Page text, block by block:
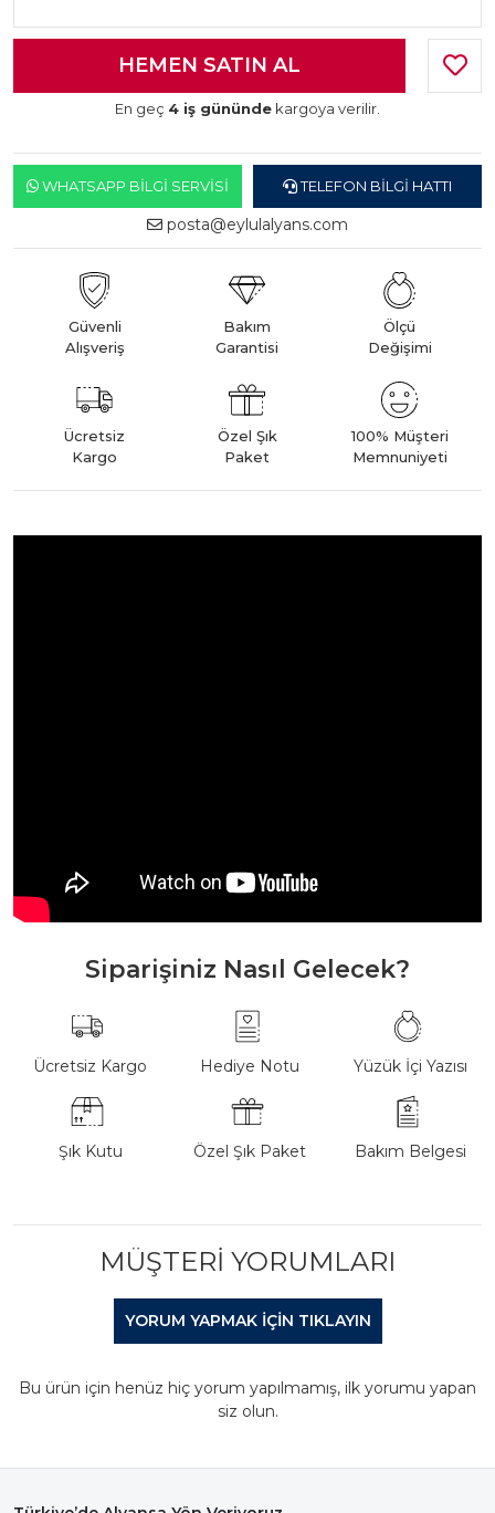
En geç 4 iş gününde kargoya verilir.
WHATSAPP BILGI SERVISI TELEFON BILGI HATTI
posta@eylulalyans.com
Güvenli
Alışveriş
Bakım
Garantisi
Ölçü
Değişimi
Ücretsiz
Kargo
Özel Şık
Paket
100% Müşteri
Memnuniyeti
Siparişiniz Nasıl Gelecek?
Ücretsiz Kargo Hediye Notu Yüzük İçi Yazısı
Şık Kutu Özel Şık Paket Bakım Belgesi
MÜŞTERI YORUMLARI
YORUM YAPMAK IÇIN TIKLAYIN
Bu ürün için henüz hiç yorum yapılmamış, ilk yorumu yapan
siz olun.